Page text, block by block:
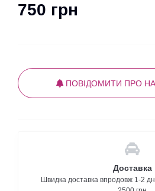
750 грн
ПОВІДОМИТИ ПРО
Доставка
Швидка доставка впродовж 1-2